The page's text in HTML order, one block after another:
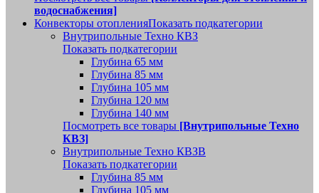
водоснабжения]
Конвекторы отопленияПоказать подкатегории
Внутрипольные Техно КВЗ
Показать подкатегории
Глубина 65 мм
Глубина 85 мм
Глубина 105 мм
Глубина 120 мм
Глубина 140 мм
Посмотреть все товары [Внутрипольные Техно
КВЗ]
Внутрипольные Техно КВЗВ
Показать подкатегории
Глубина 85 мм
Глубина 105 мм